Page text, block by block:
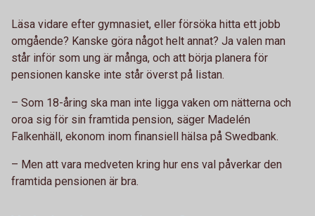
Läsa vidare efter gymnasiet, eller försöka hitta ett jobb
omgående? Kanske göra något helt annat? Ja valen man
står inför som ung är många, och att börja planera för
pensionen kanske inte står överst på listan.
– Som 18-åring ska man inte ligga vaken om nätterna och
oroa sig för sin framtida pension, säger Madelén
Falkenhäll, ekonom inom finansiell hälsa på Swedbank.
– Men att vara medveten kring hur ens val påverkar den
framtida pensionen är bra.